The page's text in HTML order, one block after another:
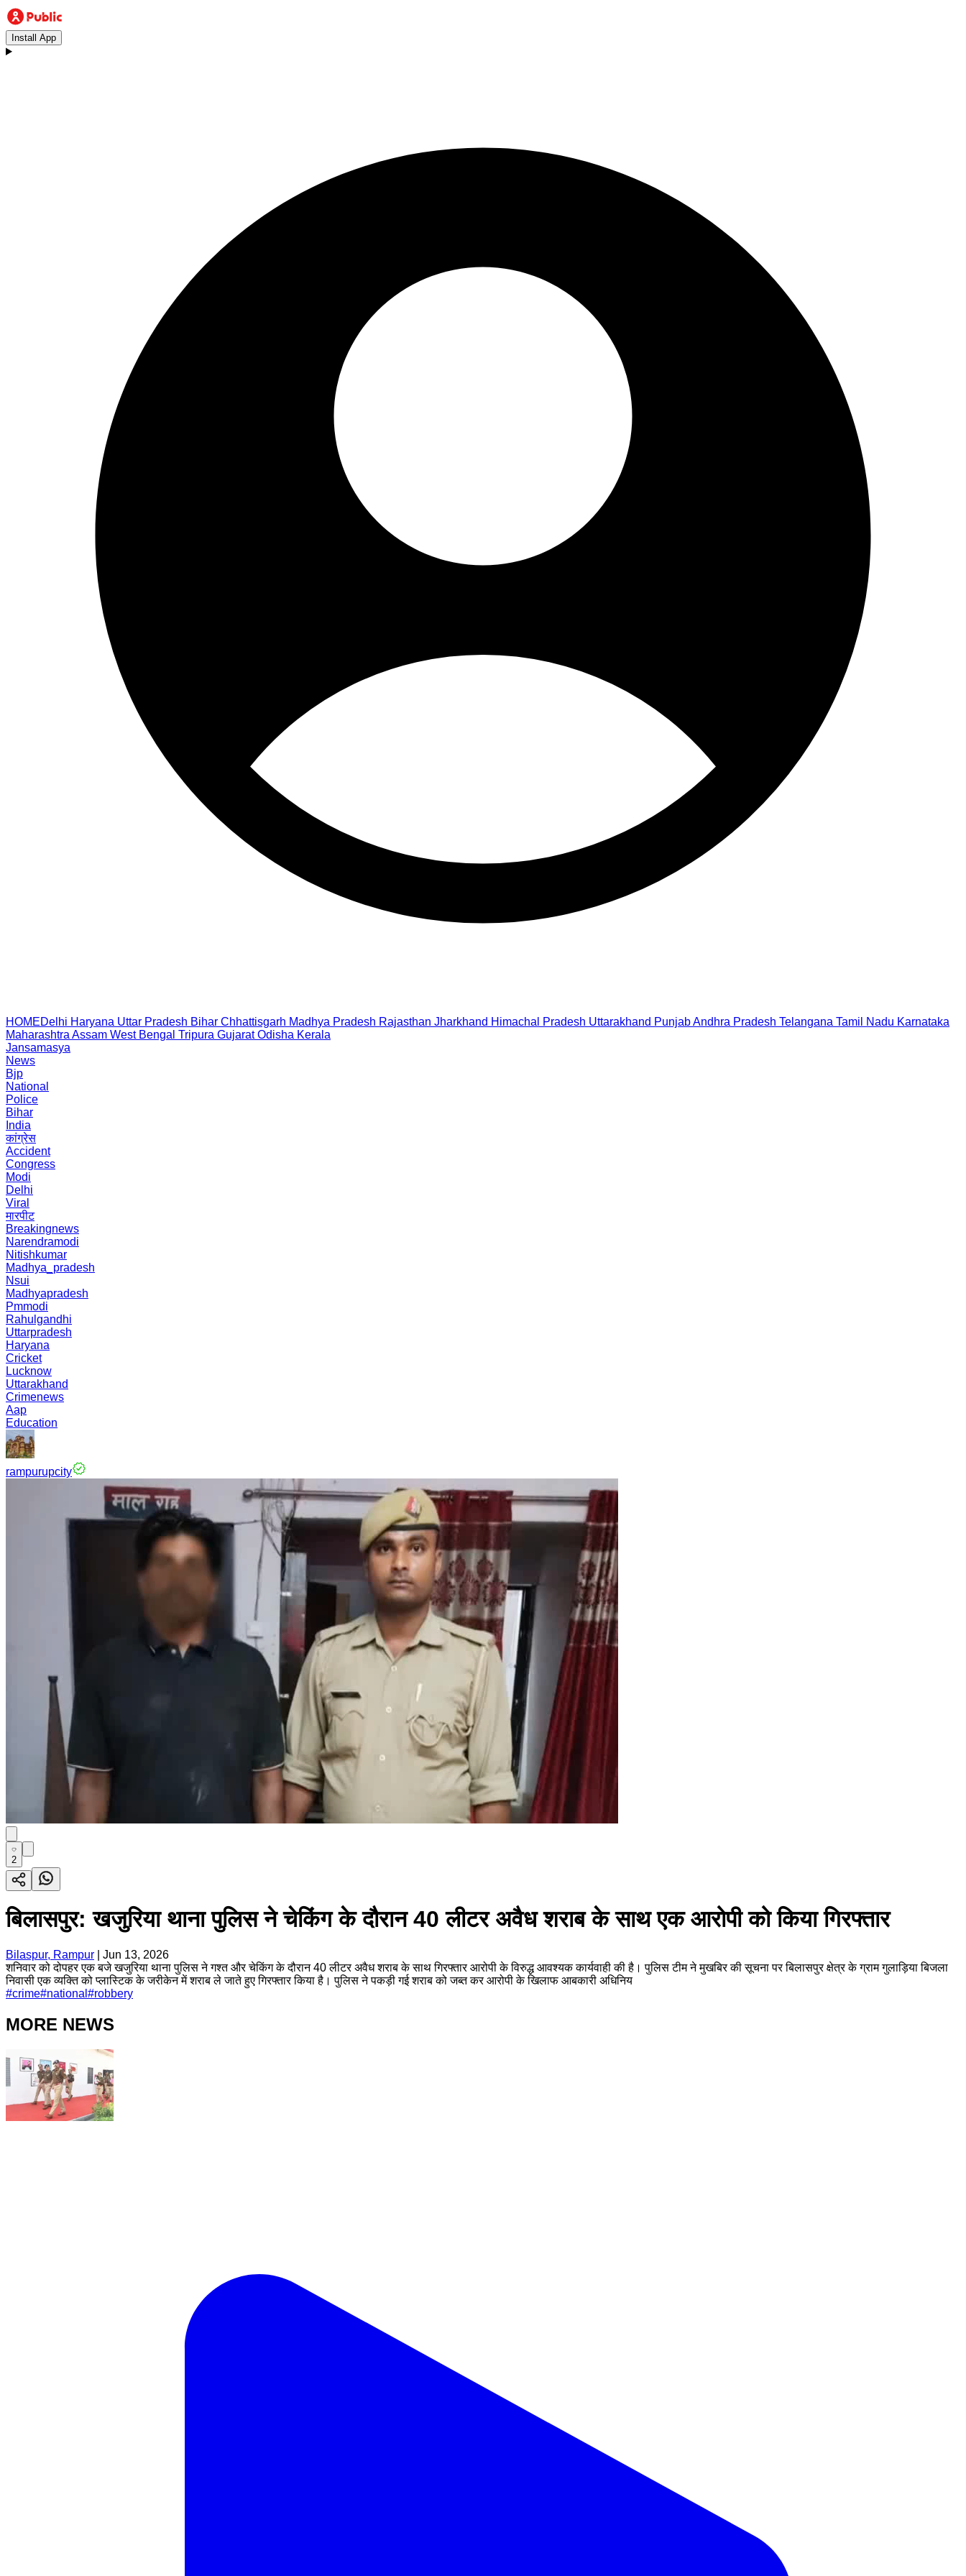
Install App
HOMEDelhi Haryana Uttar Pradesh Bihar Chhattisgarh Madhya Pradesh Rajasthan Jharkhand Himachal Pradesh Uttarakhand PunjabAndhra Pradesh Telangana Tamil Nadu Karnataka
Maharashtra Assam West Bengal Tripura Gujarat Odisha Kerala
Jansamasya
News
Bjp
National
Police
Bihar
India
कांग्रेस
Accident
Congress
Modi
Delhi
Viral
मारपीट
Breakingnews
Narendramodi
Nitishkumar
Madhya_pradesh
Nsui
Madhyapradesh
Pmmodi
Rahulgandhi
Uttarpradesh
Haryana
Cricket
Lucknow
Uttarakhand
Crimenews
Aap
Education
rampurupcity
2
बिलासपुर: खजुरिया थाना पुलिस ने चेकिंग के दौरान 40 लीटर अवैध शराब के साथ एक आरोपी को किया गिरफ्तार
Bilaspur, Rampur
Jun 13, 2026
शनिवार को दोपहर एक बजे खजुरिया थाना पुलिस ने गश्त और चेकिंग के दौरान 40 लीटर अवैध शराब के साथ गिरफ्तार आरोपी के विरुद्ध आवश्यक कार्यवाही की है। पुलिस टीम ने मुखबिर की सूचना पर बिलासपुर क्षेत्र के ग्राम गुलाड़िया बिजला
निवासी एक व्यक्ति को प्लास्टिक के जरीकेन में शराब ले जाते हुए गिरफ्तार किया है। पुलिस ने पकड़ी गई शराब को जब्त कर आरोपी के खिलाफ आबकारी अधिनिय
#crime#national #robbery
MORE NEWS